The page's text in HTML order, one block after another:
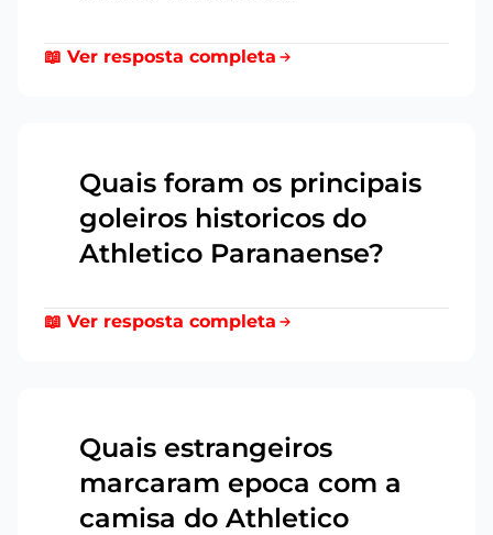
📖 Ver resposta completa
Quais foram os principais
goleiros historicos do
Athletico Paranaense?
📖 Ver resposta completa
Quais estrangeiros
marcaram epoca com a
camisa do Athletico